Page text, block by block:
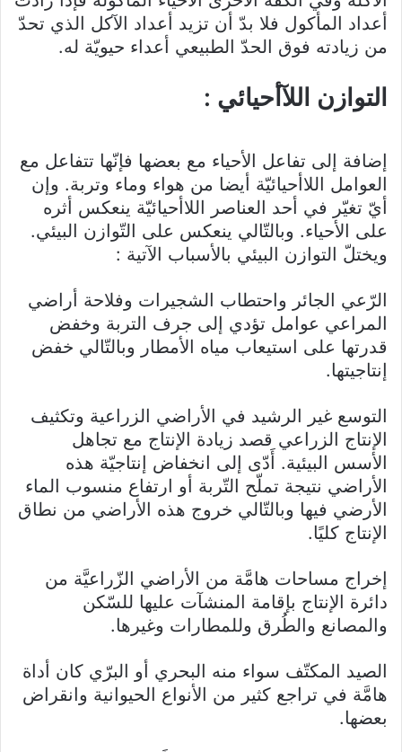
أعداد المأكول فلا بدّ أن تزيد أعداد الآكل الذي تحدّ
من زيادته فوق الحدّ الطبيعي أعداء حيويّة له.
التوازن اللآأحيائي :
إضافة إلى تفاعل الأحياء مع بعضها فإنّها تتفاعل مع
العوامل اللاأحيائيّة أيضا من هواء وماء وتربة. وإن
أيّ تغيّر في أحد العناصر اللاأحيائيّة ينعكس أثره
على الأحياء. وبالتّالي ينعكس على التّوازن البيئي.
ويختلّ التوازن البيئي بالأسباب الآتية :
الرّعي الجائر واحتطاب الشجيرات وفلاحة أراضي
المراعي عوامل تؤدي إلى جرف التربة وخفض
قدرتها على استيعاب مياه الأمطار وبالتّالي خفض
إنتاجيتها.
التوسع غير الرشيد في الأراضي الزراعية وتكثيف
الإنتاج الزراعي قصد زيادة الإنتاج مع تجاهل
الأسس البيئية. أَدّى إلى انخفاض إنتاجيّة هذه
الأراضي نتيجة تملّح التّربة أو ارتفاع منسوب الماء
الأرضي فيها وبالتّالي خروج هذه الأراضي من نطاق
الإنتاج كليًا.
إخراج مساحات هامَّة من الأراضي الزّراعيَّة من
دائرة الإنتاج بإقامة المنشآت عليها للسّكن
والمصانع والطُرق وللمطارات وغيرها.
الصيد المكتّف سواء منه البحري أو البرّي كان أداة
هامَّة في تراجع كثير من الأنواع الحيوانية وانقراض
بعضها.